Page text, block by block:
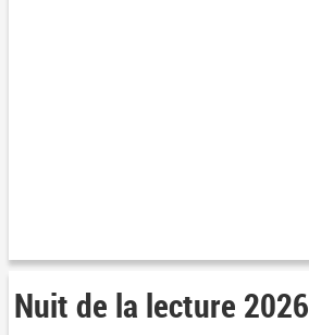
Nuit de la lecture 2026